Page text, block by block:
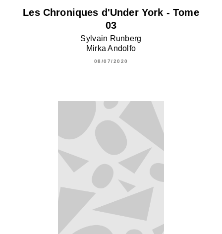
Les Chroniques d'Under York - Tome
03
Sylvain Runberg
Mirka Andolfo
08/07/2020